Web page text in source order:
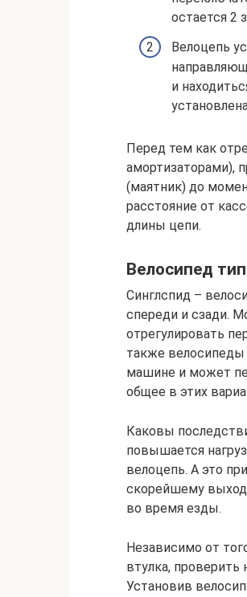
остается 2
Велоцепь
и
Перед тем как
амортизаторами),
(маятник) до
расстояние от
длины цепи.
Велосипед
Синглспид –
спереди и сзади.
отрегулировать
также велосипеды
машине и может
общее в этих
Каковы
повышается
велоцепь. А это
скорейшему
во время езды.
Независимо от
втулка,
Установив